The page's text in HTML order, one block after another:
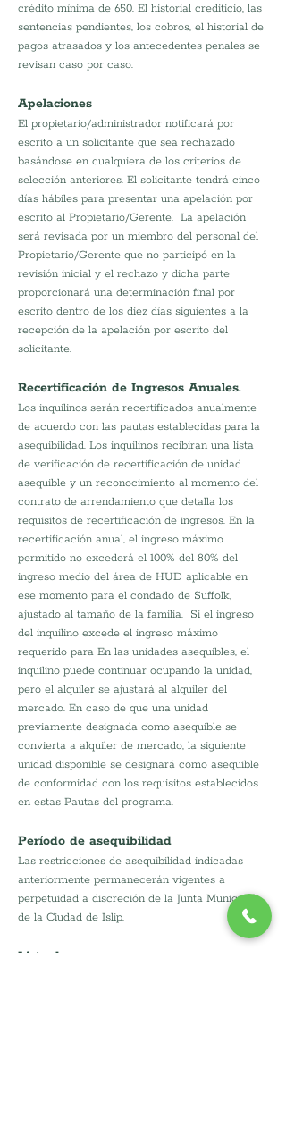
crédito mínima de 650. El historial crediticio, las
sentencias pendientes, los cobros, el historial de
pagos atrasados y los antecedentes penales se
revisan caso por caso.
Apelaciones
El propietario/administrador notificará por
escrito a un solicitante que sea rechazado
basándose en cualquiera de los criterios de
selección anteriores. El solicitante tendrá cinco
días hábiles para presentar una apelación por
escrito al Propietario/Gerente.  La apelación
será revisada por un miembro del personal del
Propietario/Gerente que no participó en la
revisión inicial y el rechazo y dicha parte
proporcionará una determinación final por
escrito dentro de los diez días siguientes a la
recepción de la apelación por escrito del
solicitante.
Recertificación de Ingresos Anuales.
Los inquilinos serán recertificados anualmente
de acuerdo con las pautas establecidas para la
asequibilidad. Los inquilinos recibirán una lista
de verificación de recertificación de unidad
asequible y un reconocimiento al momento del
contrato de arrendamiento que detalla los
requisitos de recertificación de ingresos. En la
recertificación anual, el ingreso máximo
permitido no excederá el 100% del 80% del
ingreso medio del área de HUD aplicable en
ese momento para el condado de Suffolk,
ajustado al tamaño de la familia.  Si el ingreso
del inquilino excede el ingreso máximo
requerido para En las unidades asequibles, el
inquilino puede continuar ocupando la unidad,
pero el alquiler se ajustará al alquiler del
mercado. En caso de que una unidad
previamente designada como asequible se
convierta a alquiler de mercado, la siguiente
unidad disponible se designará como asequible
de conformidad con los requisitos establecidos
en estas Pautas del programa.
Período de asequibilidad
Las restricciones de asequibilidad indicadas
anteriormente permanecerán vigentes a
perpetuidad a discreción de la Junta Municipal
de la Ciudad de Islip.
Lista de espera